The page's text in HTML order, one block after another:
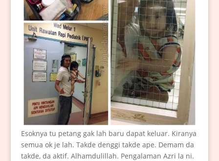
Esoknya tu petang gak lah baru dapat keluar. Kiranya
semua ok je lah. Takde denggi takde ape. Demam da
takde, da aktif. Alhamdulillah. Pengalaman Azri la ni.